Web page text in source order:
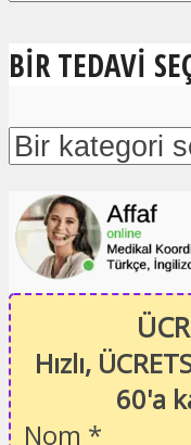
BIR TEDAVI
Hızlı,
60'a
Nom *